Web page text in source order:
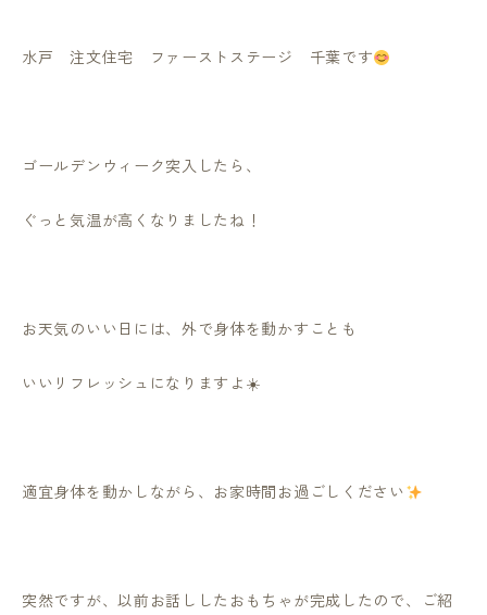
水戸 注文住宅 ファーストステージ 千葉です
ゴールデンウィーク突入したら、
ぐっと気温が高くなりましたね！
お天気のいい日には、外で身体を動かすことも
いいリフレッシュになりますよ ☀
適宜身体を動かしながら、お家時間お過ごしください
突然ですが、以前お話ししたおもちゃが完成したので、ご紹